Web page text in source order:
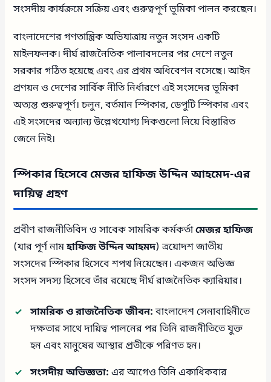
সংসদীয় কার্যক্রমে সক্রিয় এবং গুরুত্বপূর্ণ ভূমিকা পালন করছেন।
বাংলাদেশের গণতান্ত্রিক অভিযাত্রায় নতুন সংসদ একটি
মাইলফলক। দীর্ঘ রাজনৈতিক পালাবদলের পর দেশে নতুন
সরকার গঠিত হয়েছে এবং এর প্রথম অধিবেশন বসেছে। আইন
প্রণয়ন ও দেশের সার্বিক নীতি নির্ধারণে এই সংসদের ভূমিকা
অত্যন্ত গুরুত্বপূর্ণ। চলুন, বর্তমান স্পিকার, ডেপুটি স্পিকার এবং
এই সংসদের অন্যান্য উল্লেখযোগ্য দিকগুলো নিয়ে বিস্তারিত
জেনে নিই।
স্পিকার হিসেবে মেজর হাফিজ উদ্দিন আহমেদ-এর
দায়িত্ব গ্রহণ
প্রবীণ রাজনীতিবিদ ও সাবেক সামরিক কর্মকর্তামেজর হাফিজ
(যার পূর্ণ নামহাফিজ উদ্দিন আহমদ) ত্রয়োদশ জাতীয়
সংসদের স্পিকার হিসেবে শপথ নিয়েছেন। একজন অভিজ্ঞ
সংসদ সদস্য হিসেবে তাঁর রয়েছে দীর্ঘ রাজনৈতিক ক্যারিয়ার।
সামরিক ও রাজনৈতিক জীবন:বাংলাদেশ সেনাবাহিনীতে
দক্ষতার সাথে দায়িত্ব পালনের পর তিনি রাজনীতিতে যুক্ত
হন এবং মানুষের আস্থার প্রতীকে পরিণত হন।
সংসদীয় অভিজ্ঞতা: এর আগেও তিনি একাধিকবার